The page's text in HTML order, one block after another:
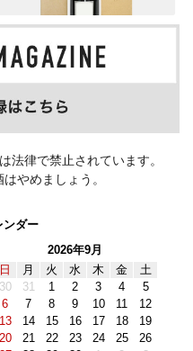
法律で禁止されています。
やめましょう。
ンダー
2026年9月
日
月 火 水 木 金
土
30
31 1 2 3 4
5
6
7 8 9 10 11
12
13
14 15 16 17 18
19
20
21 22 23 24 25
26